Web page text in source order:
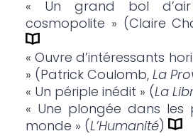
« Un grand bol d’air
cosmopolite » (Claire
« Ouvre d’intéressants
» (Patrick Coulomb, La
« Un périple inédit » (La
« Une plongée dans les
monde » (L’Humanité)